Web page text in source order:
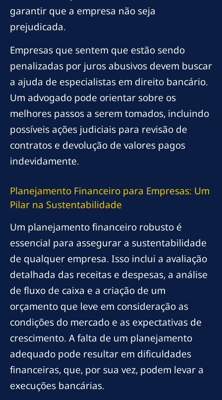
garantir que a empresa não seja
prejudicada.
Empresas que sentem que estão sendo
penalizadas por juros abusivos devem buscar
a ajuda de especialistas em direito bancário.
Um advogado pode orientar sobre os
melhores passos a serem tomados, incluindo
possíveis ações judiciais para revisão de
contratos e devolução de valores pagos
indevidamente.
Planejamento Financeiro para Empresas: Um
Pilar na Sustentabilidade
Um planejamento financeiro robusto é
essencial para assegurar a sustentabilidade
de qualquer empresa. Isso inclui a avaliação
detalhada das receitas e despesas, a análise
de fluxo de caixa e a criação de um
orçamento que leve em consideração as
condições do mercado e as expectativas de
crescimento. A falta de um planejamento
adequado pode resultar em dificuldades
financeiras, que, por sua vez, podem levar a
execuções bancárias.